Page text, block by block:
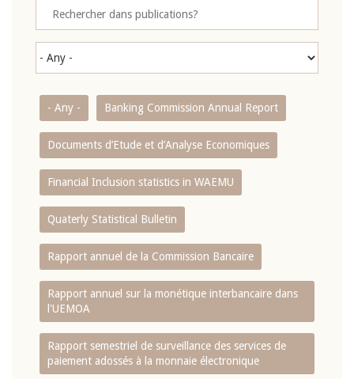
- Any - Banking Commission Annual Report
Documents d’Etude et d’Analyse Economiques
Financial Inclusion statistics in WAEMU
Quaterly Statistical Bulletin
Rapport annuel de la Commission Bancaire
Rapport annuel sur la monétique interbancaire dans
l'UEMOA
Rapport semestriel de surveillance des services de
paiement adossés à la monnaie électronique